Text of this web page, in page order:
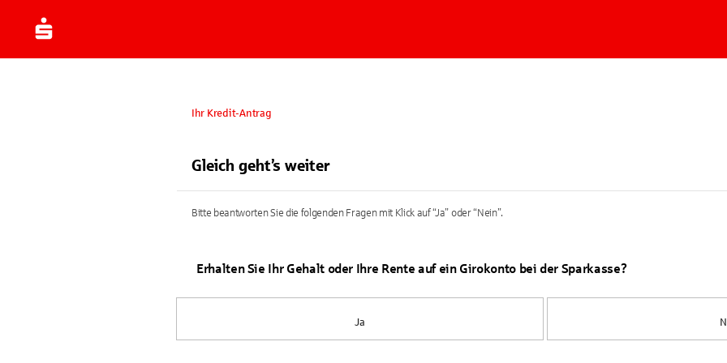
Ihr Kredit-Antrag
Gleich geht’s weiter
Bitte beantworten Sie die folgenden Fragen mit Klick auf “Ja” oder “Nein”.
Erhalten Sie Ihr Gehalt oder Ihre Rente auf ein Girokonto bei der Sparkasse?
Ja